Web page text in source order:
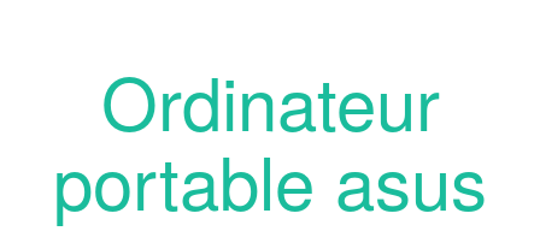
Ordinateur
portable asus